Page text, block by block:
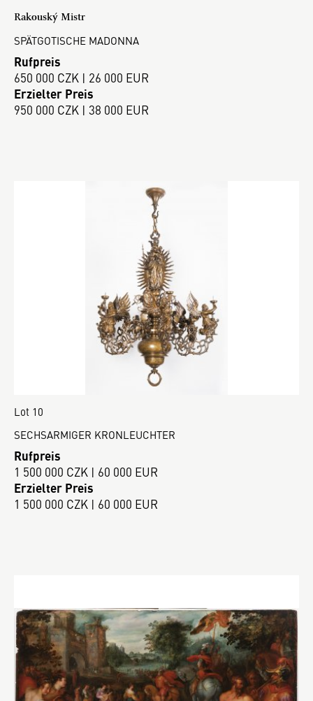
Rakouský Mistr
SPÄTGOTISCHE MADONNA
Rufpreis
650 000 CZK | 26 000 EUR
Erzielter Preis
950 000 CZK | 38 000 EUR
Lot 10
SECHSARMIGER KRONLEUCHTER
Rufpreis
1 500 000 CZK | 60 000 EUR
Erzielter Preis
1 500 000 CZK | 60 000 EUR